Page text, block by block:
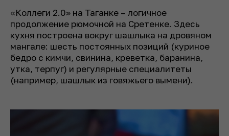
«Коллеги 2.0» на Таганке – логичное
продолжение рюмочной на Сретенке. Здесь
кухня построена вокруг шашлыка на дровяном
мангале: шесть постоянных позиций (куриное
бедро с кимчи, свинина, креветка, баранина,
утка, терпуг) и регулярные специалитеты
(например, шашлык из говяжьего вымени).